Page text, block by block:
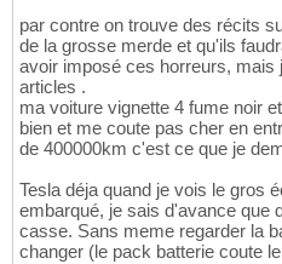
par contre on trouve des récits
de la grosse merde et qu'ils
avoir imposé ces horreurs,
articles .
ma voiture vignette 4 fume noir
bien et me coute pas cher en
de 400000km c'est ce que je
Tesla déja quand je vois le gros
embarqué, je sais d'avance que
casse. Sans meme regarder la
changer (le pack batterie coute